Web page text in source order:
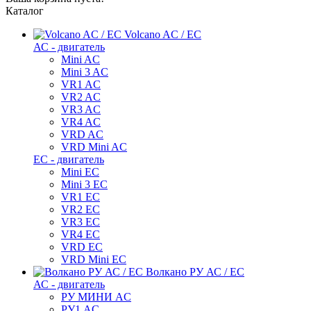
Каталог
Volcano AC / EC
АС - двигатель
Mini AC
Mini 3 AC
VR1 AC
VR2 AC
VR3 AC
VR4 AC
VRD AC
VRD Mini AC
ЕС - двигатель
Mini EC
Mini 3 EC
VR1 EC
VR2 EC
VR3 EC
VR4 EC
VRD EC
VRD Mini EC
Волкано РУ АС / ЕС
АС - двигатель
РУ МИНИ AC